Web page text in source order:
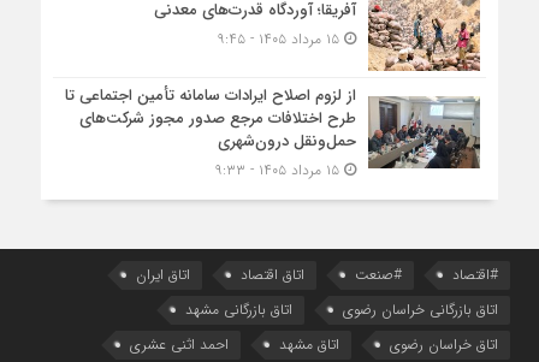
آفریقا؛ آوردگاه قدرت‌های معدنی
۱۵ مرداد ۱۴۰۵ - ۹:۴۵
از لزوم اصلاح ایرادات سامانه تأمین اجتماعی تا
طرح اختلافات مرجع صدور مجوز شرکت‌های
حمل‌ونقل درون‌شهری
۱۵ مرداد ۱۴۰۵ - ۹:۳۳
#اقتصاد #صنعت اتاق اقتصاد
اتاق ایران
اتاق بازرگانی خراسان رضوی
اتاق بازرگانی مشهد
اتاق خراسان رضوی
اتاق مشهد احمد اثنی عشری